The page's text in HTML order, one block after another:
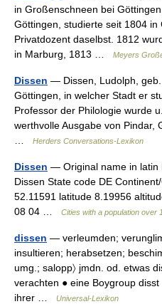
in Großenschneen bei
Göttingen, studierte seit 1804
Privatdozent daselbst. 1812
in Marburg, 1813 …
Meyers
Dissen — Dissen, Ludolph,
Göttingen, in welcher Stadt er
Professor der Philologie wurde
werthvolle Ausgabe von Pindar,
Herders Conversations-Lexikon
Dissen — Original name in latin
Dissen State code DE
52.11591 latitude 8.19956
08 04 …
Cities with a population over
dissen — verleumden;
insultieren; herabsetzen;
umg.; salopp〉 jmdn. od. etwas
verachten ● eine Boygroup
ihrer …
Universal-Lexikon